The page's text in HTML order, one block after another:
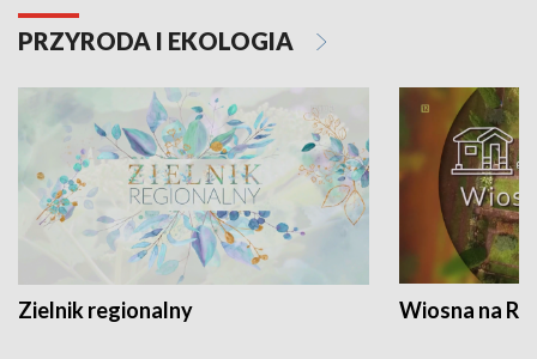
PRZYRODA I EKOLOGIA
Zielnik regionalny Wiosna na